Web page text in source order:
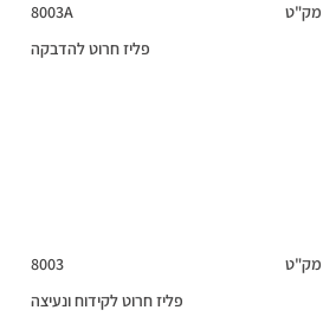
מק"ט
8003A
פליז חרוט להדבקה
מק"ט
8003
פליז חרוט לקידוח ונעיצה